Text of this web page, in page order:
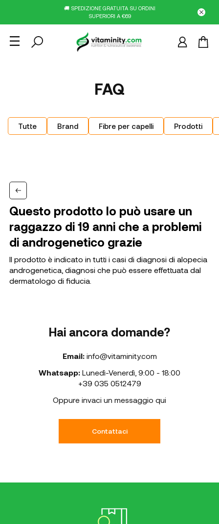
🚚 SPEDIZIONE GRATUITA SU ORDINI
SUPERIORI A €69
FAQ
Tutte Brand Fibre per capelli Prodotti
Questo prodotto lo può usare un
raggazzo di 19 anni che a problemi
di androgenetico grazie
Il prodotto è indicato in tutti i casi di diagnosi di alopecia
androgenetica, diagnosi che può essere effettuata dal
dermatologo di fiducia.
Hai ancora domande?
Email: info@vitaminity.com
Whatsapp: Lunedì-Venerdì 9:00 - 18:00
+39 035 0512479
Oppure invaci un messaggio qui
Contattaci